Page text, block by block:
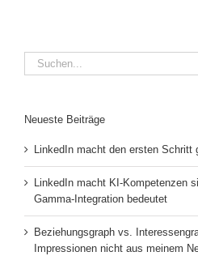
Suche
nach:
Neueste Beiträge
LinkedIn macht den ersten Schritt
LinkedIn macht KI-Kompetenzen
Gamma-Integration bedeutet
Beziehungsgraph vs.
Impressionen nicht aus meinem